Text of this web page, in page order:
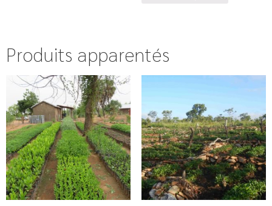
Produits apparentés